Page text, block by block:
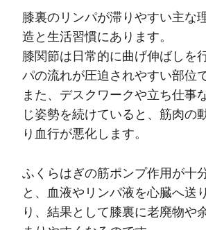
膝裏のリンパが滞りやすい主な
造と生活習慣にあります。
膝関節は日常的に曲げ伸ばしを
パの流れが圧迫されやすい部位
また、デスクワークや立ち仕事
じ姿勢を続けていると、筋肉の
り血行が悪化します。
ふくらはぎの筋ポンプ作用が十
と、血液やリンパ液を心臓へ送
り、結果として膝裏に老廃物や